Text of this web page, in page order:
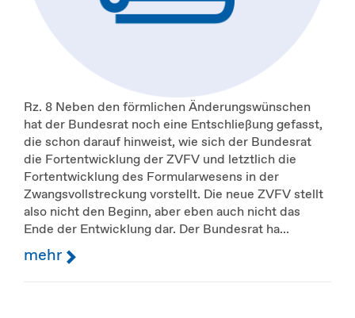
Rz. 8 Neben den förmlichen Änderungswünschen
hat der Bundesrat noch eine Entschließung gefasst,
die schon darauf hinweist, wie sich der Bundesrat
die Fortentwicklung der ZVFV und letztlich die
Fortentwicklung des Formularwesens in der
Zwangsvollstreckung vorstellt. Die neue ZVFV stellt
also nicht den Beginn, aber eben auch nicht das
Ende der Entwicklung dar. Der Bundesrat ha...
mehr